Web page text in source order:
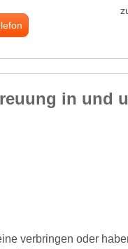
in und
verbringen oder